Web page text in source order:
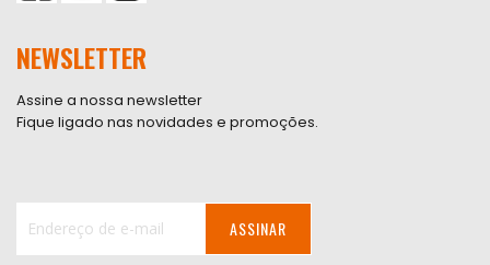
NEWSLETTER
Assine a nossa newsletter
Fique ligado nas novidades e promoções.
ASSINAR